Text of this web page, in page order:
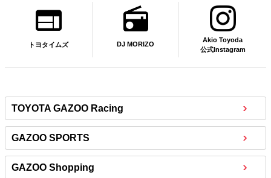
トヨタイムズ DJ MORIZO
Akio Toyoda
公式Instagram
TOYOTA GAZOO Racing
GAZOO SPORTS
GAZOO Shopping